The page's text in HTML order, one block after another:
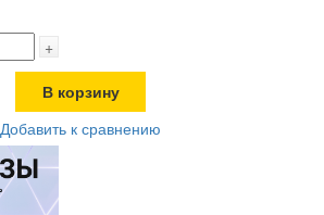
+
В корзину
Добавить к сравнению